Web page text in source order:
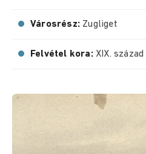
Városrész: Zugliget
Felvétel kora: XIX.